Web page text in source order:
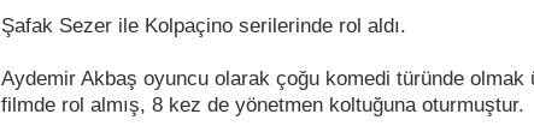
Şafak Sezer ile Kolpaçino serilerinde rol aldı.
Aydemir Akbaş oyuncu olarak çoğu komedi türünde olmak
filmde rol almış, 8 kez de yönetmen koltuğuna oturmuştur.